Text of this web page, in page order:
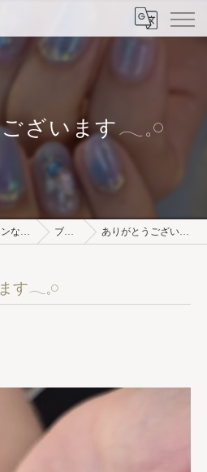
ざいます𓂃𓈒𓏸︎︎︎︎
富山県富山市のネイルサロンならNail REVE ブログ ありがとうございます𓂃𓈒𓏸︎︎︎︎
す𓂃𓈒𓏸︎︎︎︎